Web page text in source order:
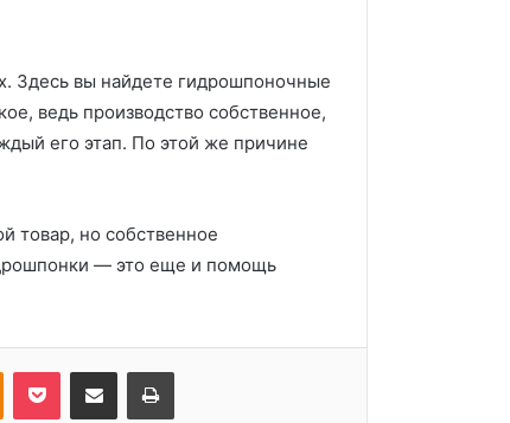
Здесь вы найдете гидрошпоночные
ведь производство собственное,
его этап. По этой же причине
товар, но собственное
— это еще и помощь